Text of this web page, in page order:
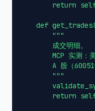
return
def
        """
        成交明细。
MCP 实测：
A 股（
        """
return